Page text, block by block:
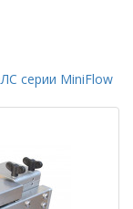
серии MiniFlow